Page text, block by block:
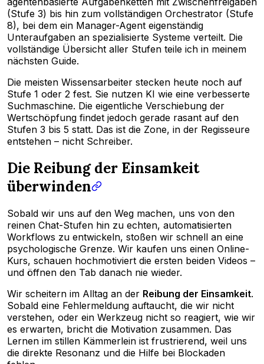
(Stufe 3) bis hin zum vollständigen Orchestrator (Stufe
8), bei dem ein Manager-Agent eigenständig
Unteraufgaben an spezialisierte Systeme verteilt. Die
vollständige Übersicht aller Stufen teile ich in meinem
nächsten Guide.
Die meisten Wissensarbeiter stecken heute noch auf
Stufe 1 oder 2 fest. Sie nutzen KI wie eine verbesserte
Suchmaschine. Die eigentliche Verschiebung der
Wertschöpfung findet jedoch gerade rasant auf den
Stufen 3 bis 5 statt. Das ist die Zone, in der Regisseure
entstehen – nicht Schreiber.
Die Reibung der Einsamkeit
überwinden
Sobald wir uns auf den Weg machen, uns von den
reinen Chat-Stufen hin zu echten, automatisierten
Workflows zu entwickeln, stoßen wir schnell an eine
psychologische Grenze. Wir kaufen uns einen Online-
Kurs, schauen hochmotiviert die ersten beiden Videos –
und öffnen den Tab danach nie wieder.
Wir scheitern im Alltag an der Reibung der Einsamkeit.
Sobald eine Fehlermeldung auftaucht, die wir nicht
verstehen, oder ein Werkzeug nicht so reagiert, wie wir
es erwarten, bricht die Motivation zusammen. Das
Lernen im stillen Kämmerlein ist frustrierend, weil uns
die direkte Resonanz und die Hilfe bei Blockaden